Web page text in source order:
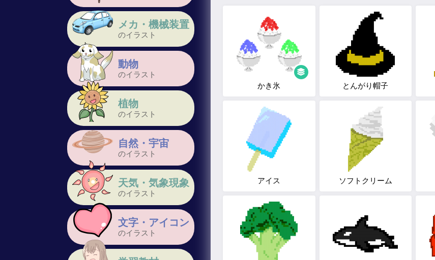
メカ・機械装置
のイラスト
動物
のイラスト
植物
のイラスト
自然・宇宙
のイラスト
天気・気象現象
のイラスト
文字・アイコン
のイラスト
かき氷 とんがり帽子
アイス ソフトクリーム